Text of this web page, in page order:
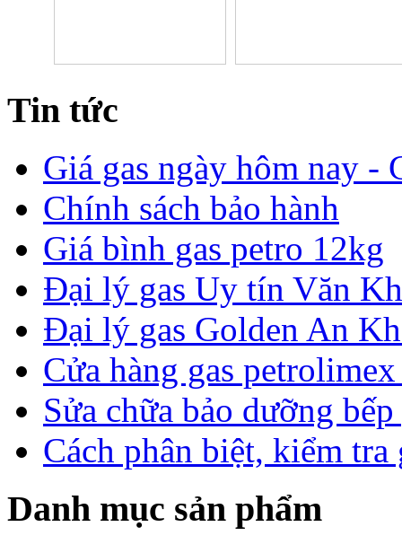
Tin tức
Giá gas ngày hôm nay -
Chính sách bảo hành
Giá bình gas petro 12kg
Đại lý gas Uy tín Văn
Đại lý gas Golden An
Cửa hàng gas
Sửa chữa bảo dưỡng
Cách phân biệt, kiểm
Danh mục sản phẩm